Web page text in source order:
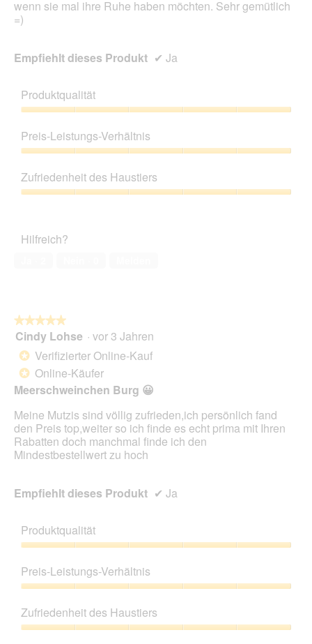
wenn sie mal ihre Ruhe haben möchten. Sehr gemütlich
=)
Empfiehlt dieses Produkt ✔ Ja
Produktqualität
5
von
5
Preis-Leistungs-Verhältnis
Leistungs-
Verhältnis,
5
Zufriedenheit des Haustiers
5
Hilfreich?
★★★★★
★★★★★
5
Sternen.
Cindy Lohse · vor 3 Jahren
* Verifizierter Online-Kauf
* Online-Käufer
Meerschweinchen Burg 😀
Meine Mutzis sind völlig zufrieden,ich persönlich fand
den Preis top,weiter so ich finde es echt prima mit Ihren
Rabatten doch manchmal finde ich den
Mindestbestellwert zu hoch
Empfiehlt dieses Produkt ✔ Ja
Produktqualität
5
von
5
Preis-Leistungs-Verhältnis
Leistungs-
Verhältnis,
5
Zufriedenheit des Haustiers